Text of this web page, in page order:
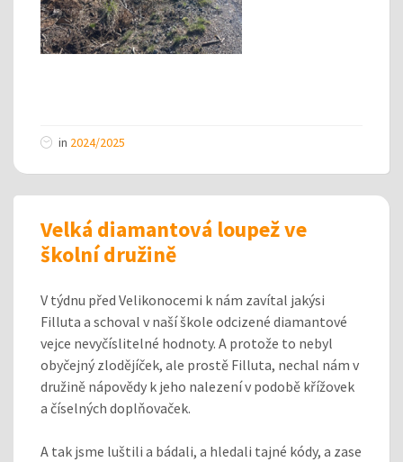
in 2024/2025
Velká diamantová loupež ve
školní družině
V týdnu před Velikonocemi k nám zavítal jakýsi
Filluta a schoval v naší škole odcizené diamantové
vejce nevyčíslitelné hodnoty. A protože to nebyl
obyčejný zlodějíček, ale prostě Filluta, nechal nám v
družině nápovědy k jeho nalezení v podobě křížovek
a číselných doplňovaček.
A tak jsme luštili a bádali, a hledali tajné kódy, a zase